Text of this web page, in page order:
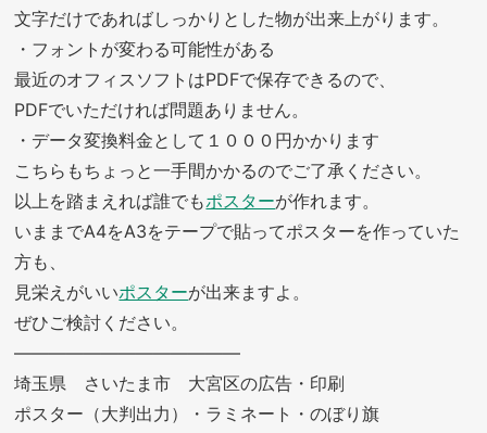
文字だけであればしっかりとした物が出来上がります。
・フォントが変わる可能性がある
最近のオフィスソフトはPDFで保存できるので、
PDFでいただければ問題ありません。
・データ変換料金として１０００円かかります
こちらもちょっと一手間かかるのでご了承ください。
以上を踏まえれば誰でもポスターが作れます。
いままでA4をA3をテープで貼ってポスターを作っていた
方も、
見栄えがいいポスターが出来ますよ。
ぜひご検討ください。
—————————————
埼玉県 さいたま市 大宮区の広告・印刷
ポスター（大判出力）・ラミネート・のぼり旗